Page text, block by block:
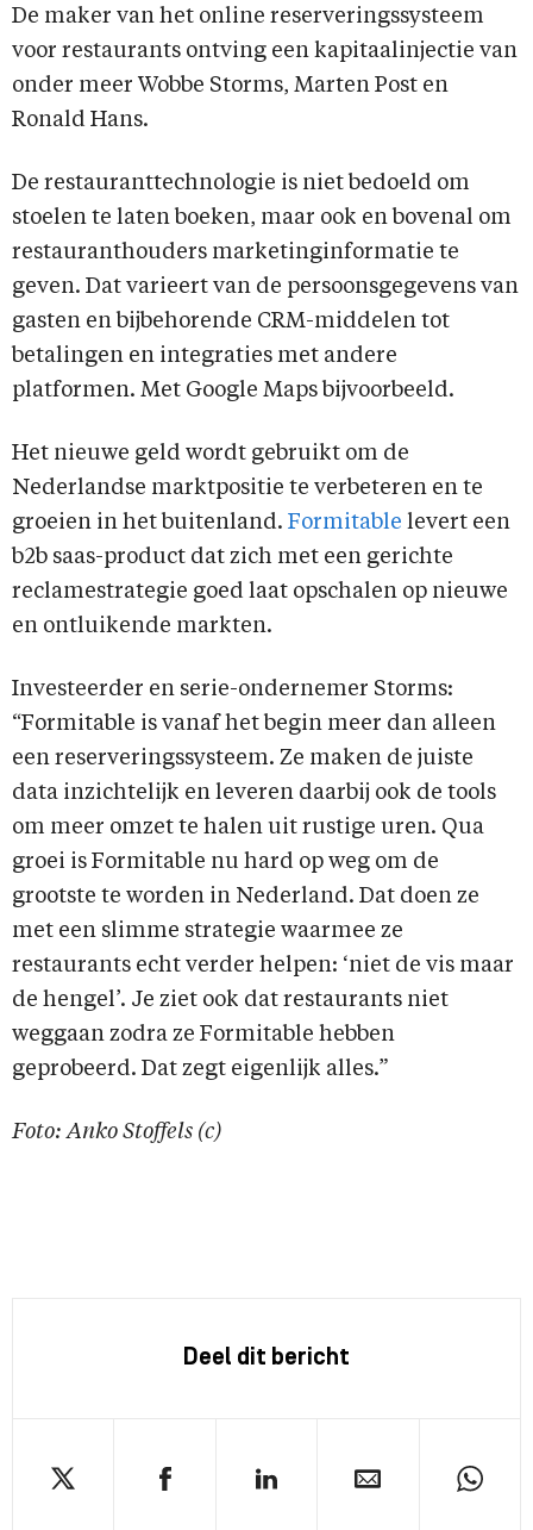
De maker van het online reserveringssysteem
voor restaurants ontving een kapitaalinjectie van
onder meer Wobbe Storms, Marten Post en
Ronald Hans.
De restauranttechnologie is niet bedoeld om
stoelen te laten boeken, maar ook en bovenal om
restauranthouders marketinginformatie te
geven. Dat varieert van de persoonsgegevens van
gasten en bijbehorende CRM-middelen tot
betalingen en integraties met andere
platformen. Met Google Maps bijvoorbeeld.
Het nieuwe geld wordt gebruikt om de
Nederlandse marktpositie te verbeteren en te
groeien in het buitenland. Formitable levert een
b2b saas-product dat zich met een gerichte
reclamestrategie goed laat opschalen op nieuwe
en ontluikende markten.
Investeerder en serie-ondernemer Storms:
“Formitable is vanaf het begin meer dan alleen
een reserveringssysteem. Ze maken de juiste
data inzichtelijk en leveren daarbij ook de tools
om meer omzet te halen uit rustige uren. Qua
groei is Formitable nu hard op weg om de
grootste te worden in Nederland. Dat doen ze
met een slimme strategie waarmee ze
restaurants echt verder helpen: ‘niet de vis maar
de hengel’. Je ziet ook dat restaurants niet
weggaan zodra ze Formitable hebben
geprobeerd. Dat zegt eigenlijk alles.”
Foto: Anko Stoffels (c)
Deel dit bericht